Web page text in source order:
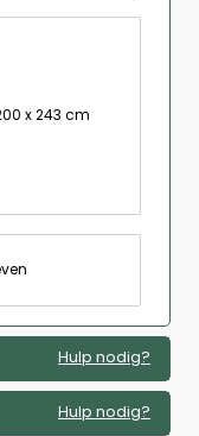
x 243 cm
Hulp nodig?
Hulp nodig?